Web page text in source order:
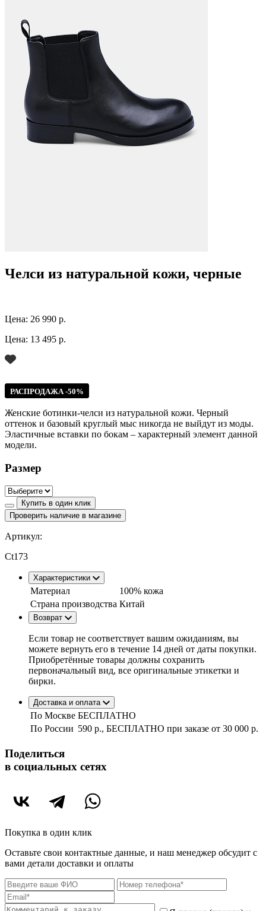
Челси из натуральной кожи, черные
Цена: 26 990 р.
Цена: 13 495 р.
РАСПРОДАЖА -50%
Женские ботинки-челси из натуральной кожи. Черный
оттенок и базовый круглый мыс никогда не выйдут из моды.
Эластичные вставки по бокам – характерный элемент данной
модели.
Размер
Купить в один клик
Проверить наличие в магазине
Артикул:
Ct173
Характеристики
Материал
100% кожа
Страна производства Китай
Возврат
Если товар не соответствует вашим ожиданиям, вы
можете вернуть его в течение 14 дней от даты покупки.
Приобретённые товары должны сохранить
первоначальный вид, все оригинальные этикетки и
бирки.
Доставка и оплата
По Москве БЕСПЛАТНО
По России 590 р., БЕСПЛАТНО при заказе от 30 000 р.
Поделиться
в социальных сетях
Покупка в один клик
Оставьте свои контактные данные, и наш менеджер обсудит с
вами детали доставки и оплаты